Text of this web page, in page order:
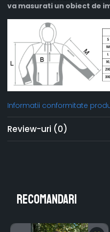
va masurati un obiect de
Informatii conformitate
Review-uri (0)
Recomandari